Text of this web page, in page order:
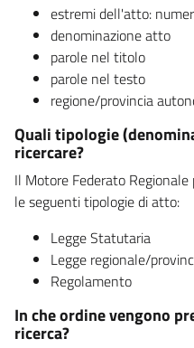
estremi dell'atto:
denominazione atto
parole nel titolo
parole nel testo
regione/provincia
Quali tipologie
ricercare?
Il Motore Federato
le seguenti tipologie di atto:
Legge Statutaria
Legge regionale/
Regolamento
In che ordine vengono
ricerca?